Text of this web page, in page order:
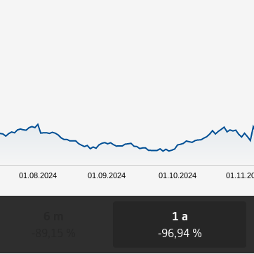
01.08.2024 01.09.2024 01.10.2024
1 a
-96,94 %